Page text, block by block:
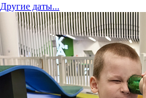
Другие даты...